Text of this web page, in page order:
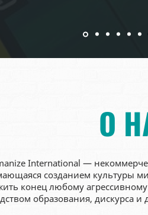
О
International —
созданием культуры
конец любому
образования, дискурса и